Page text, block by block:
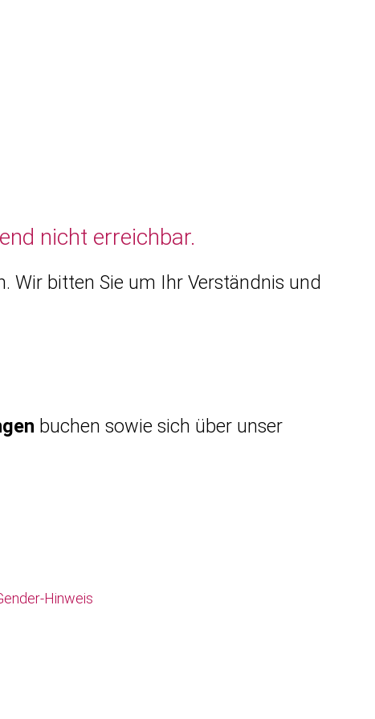
nicht erreichbar.
Wir bitten Sie um Ihr Verständnis und
buchen sowie sich über unser
Hinweis